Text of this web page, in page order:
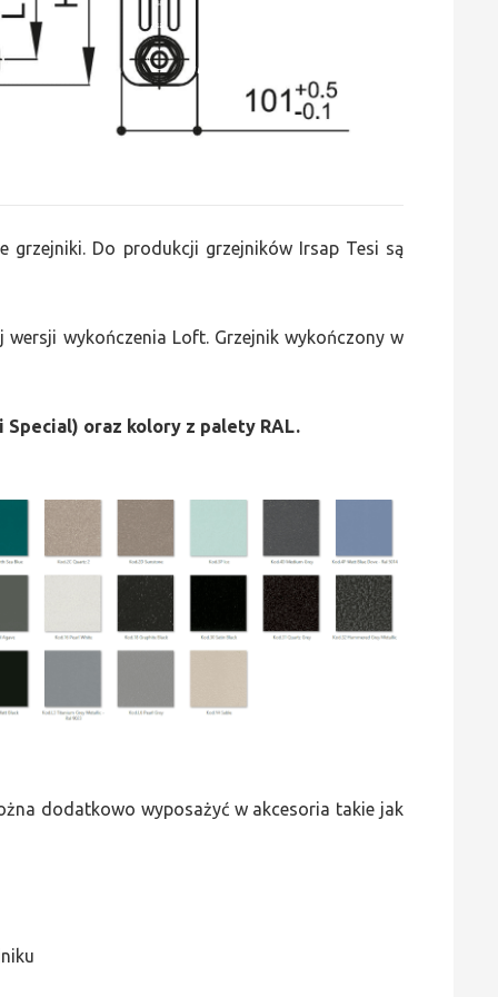
grzejniki. Do produkcji grzejników Irsap Tesi są
wykończenia Loft. Grzejnik wykończony w
oraz kolory z palety RAL.
dodatkowo wyposażyć w akcesoria takie jak